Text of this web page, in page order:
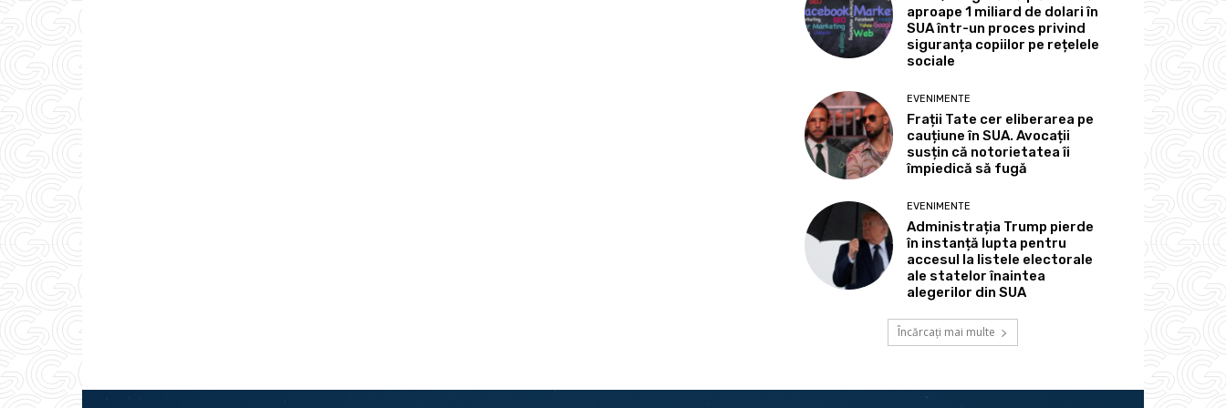
aproape 1 miliard de dolari în
SUA într-un proces privind
siguranța copiilor pe rețelele
sociale
EVENIMENTE
Frații Tate cer eliberarea pe
cauțiune în SUA. Avocații
susțin că notorietatea îi
împiedică să fugă
EVENIMENTE
Administrația Trump pierde
în instanță lupta pentru
accesul la listele electorale
ale statelor înaintea
alegerilor din SUA
Încărcați mai multe